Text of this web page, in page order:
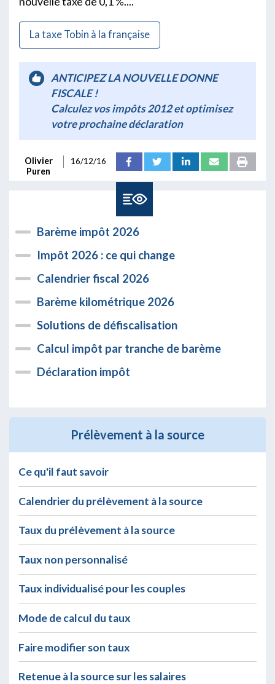
La taxe Tobin à la française
ANTICIPEZ LA NOUVELLE DONNE
FISCALE !
Calculez vos impôts 2012 et optimisez
votre prochaine déclaration
Olivier
Puren
16/12/16
Barème impôt 2026
Impôt 2026 : ce qui change
Calendrier fiscal 2026
Barème kilométrique 2026
Solutions de défiscalisation
Calcul impôt par tranche de barème
Déclaration impôt
Prélèvement à la source
Ce qu'il faut savoir
Calendrier du prélèvement à la source
Taux du prélèvement à la source
Taux non personnalisé
Taux individualisé pour les couples
Mode de calcul du taux
Faire modifier son taux
Retenue à la source sur les salaires